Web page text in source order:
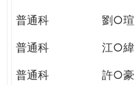
普通科
劉○瑄
普通科
江○緯
普通科
許○豪